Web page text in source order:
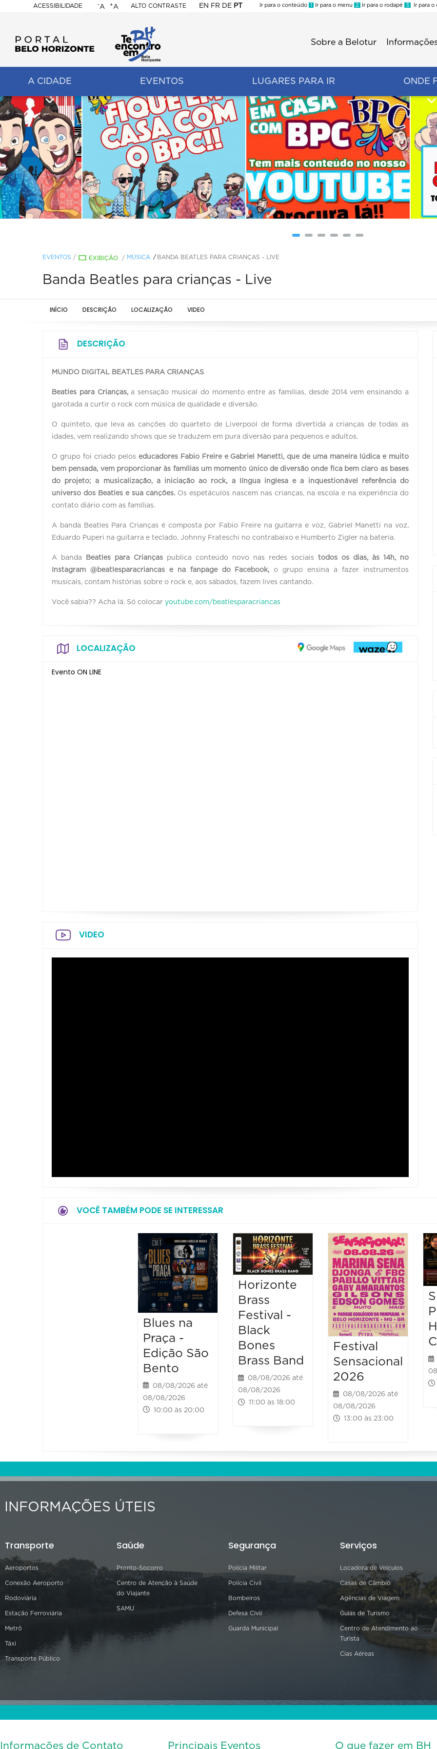
ACESSIBILIDADE
BELO
HORIZONTE
-A +A ALTO CONTRASTE EN FR DE PT
Ir para o conteúdo 1 Ir para o menu 2 Ir para o rodapé 3 Ir para o
Sobre a Belotur
A CIDADE EVENTOS LUGARES PARA IR ONDE
EVENTOS / EXIBIÇÃO / MÚSICA BANDA BEATLES PARA CRIANÇAS - LIVE
Banda Beatles para crianças - Live
INÍCIO DESCRIÇÃO LOCALIZAÇÃO VIDEO
DESCRIÇÃO
MUNDO DIGITAL BEATLES PARA CRIANÇAS
Beatles para Crianças,a sensação musical do momento entre as famílias, desde 2014 vem ensinando a
garotada a curtir o rock com música de qualidade e diversão.
O quinteto, que leva as canções do quarteto de Liverpool de forma divertida a crianças de todas as
idades, vem realizando shows que se traduzem em pura diversão para pequenos e adultos.
O grupo foi criado pelos educadores Fabio Freire e Gabriel Manetti, que de uma maneira lúdica e muito
bem pensada, vem proporcionar às famílias um momento único de diversão onde fica bem claro as bases
do projeto; a musicalização, a iniciação ao rock, a língua inglesa e a inquestionável referência do
universo dos Beatles e sua canções. Os espetáculos nascem nas crianças, na escola e na experiência do
contato diário com as famílias.
A banda Beatles Para Crianças é composta por Fabio Freire na guitarra e voz, Gabriel Manetti na voz,
Eduardo Puperi na guitarra e teclado, Johnny Frateschi no contrabaixo e Humberto Zigler na bateria.
A banda Beatles para Crianças publica conteúdo novo nas redes sociais todos os dias, às 14h, no
Instagram @beatlesparacriancas e na fanpage do Facebook, o grupo ensina a fazer instrumentos
musicais, contam histórias sobre o rock e, aos sábados, fazem lives cantando.
Você sabia?? Acha lá. Só colocar youtube.com/beatlesparacriancas
LOCALIZAÇÃO
Evento ON LINE
VIDEO
VOCÊ TAMBÉM PODE SE INTERESSAR
Blues na
Praça -
Edição São
Bento
08/08/2026 até
08/08/2026
10:00 às 20:00
Horizonte
Brass
Festival -
Black
Bones
Brass Band
08/08/2026 até
08/08/2026
11:00 às 18:00
Festival
Sensacional
2026
08/08/2026 até
08/08/2026
13:00 às 23:00
INFORMAÇÕES ÚTEIS
Transporte
Aeroportos
Conexão Aeroporto
Rodoviária
Estação Ferroviária
Metrô
Táxi
Transporte Público
Saúde
Pronto-Socorro
Centro de Atenção à Saúde
do Viajante
SAMU
Segurança
Polícia Militar
Polícia Civil
Bombeiros
Defesa Civil
Guarda Municipal
Serviços
Locadora de Veículos
Casas de Câmbio
Agências de Viagem
Guias de Turismo
Centro de Atendimento ao
Turista
Cias Aéreas
Informações de Contato Principais Eventos O que fazer em BH